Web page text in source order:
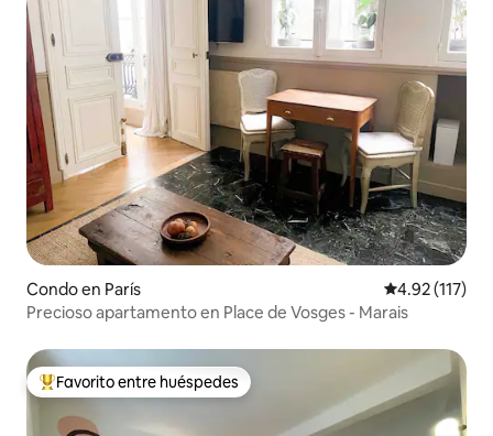
Condo en París Calificación
4.92 (117)
Precioso apartamento en Place de Vosges - Marais
Favorito entre huéspedes preferido
Favorito entre huéspedes